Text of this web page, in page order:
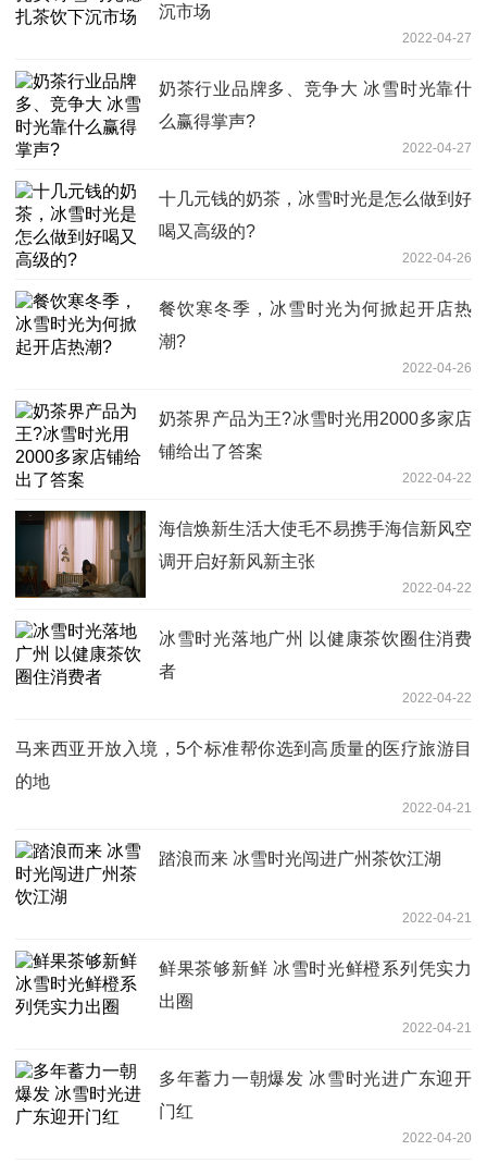
沉市场
2022-04-27
奶茶行业品牌多、竞争大 冰雪时光靠什
么赢得掌声?
2022-04-27
十几元钱的奶茶，冰雪时光是怎么做到好
喝又高级的?
2022-04-26
餐饮寒冬季，冰雪时光为何掀起开店热
潮?
2022-04-26
奶茶界产品为王?冰雪时光用2000多家店
铺给出了答案
2022-04-22
海信焕新生活大使毛不易携手海信新风空
调开启好新风新主张
2022-04-22
冰雪时光落地广州 以健康茶饮圈住消费
者
2022-04-22
马来西亚开放入境，5个标准帮你选到高质量的医疗旅游目
的地
2022-04-21
踏浪而来 冰雪时光闯进广州茶饮江湖
2022-04-21
鲜果茶够新鲜 冰雪时光鲜橙系列凭实力
出圈
2022-04-21
多年蓄力一朝爆发 冰雪时光进广东迎开
门红
2022-04-20